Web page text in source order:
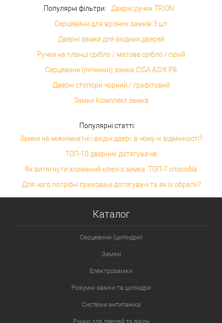
Популярні фільтри:
Дверні ручки TRION
Серцевини для врізних замків 3 шт
Дверні замки для вхідних дверей
Ручки на планці срібло / матове срібло / сірий
Серцевини (личинки) замка CISA ASIX P8
Дверні стопори чорний / графітовий
Замки Комплект замка
Популярні статті:
Замки на міжкімнатні і вхідні двері: в чому їх відмінності?
ТОП-10 дверних дотягувачів
Як витягнути зламаний ключ з замка: ТОП-7 способів
Для чого потрібні приховані дотягувачі та як їх обрати?
Каталог
Серцевини (циліндри)
Замки
Електрозамки
Розумні замки та циліндри
Системи антипаніка
Ручки для дверей та вікон